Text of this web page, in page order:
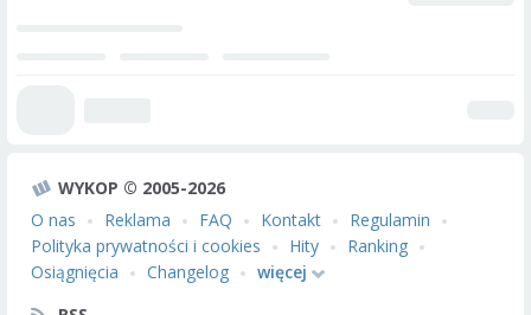
WYKOP © 2005-2026
O nas
Reklama FAQ Kontakt
Regulamin
Polityka prywatności i cookies
Hity
Ranking
Osiągnięcia
Changelog
więcej